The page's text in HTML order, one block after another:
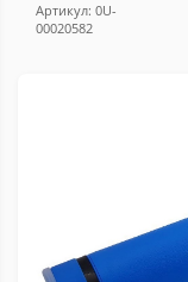
Артикул: 0U-
00020582